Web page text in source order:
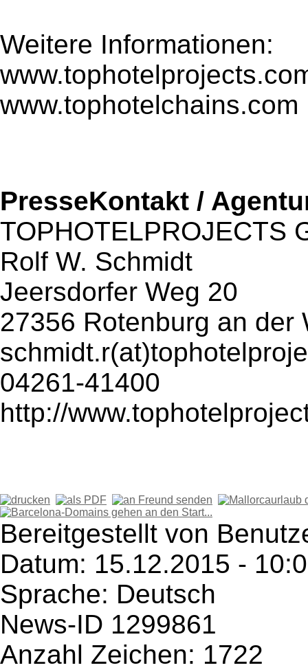
Weitere Informationen:
www.tophotelchains.com
PresseKontakt /
TOPHOTELPROJECTS
Rolf W. Schmidt
Jeersdorfer Weg 20
27356 Rotenburg an der
04261-41400
http://
Bereitgestellt von
Datum: 15.12.2015 -
Sprache: Deutsch
News-ID 1299861
Anzahl Zeichen: 1722